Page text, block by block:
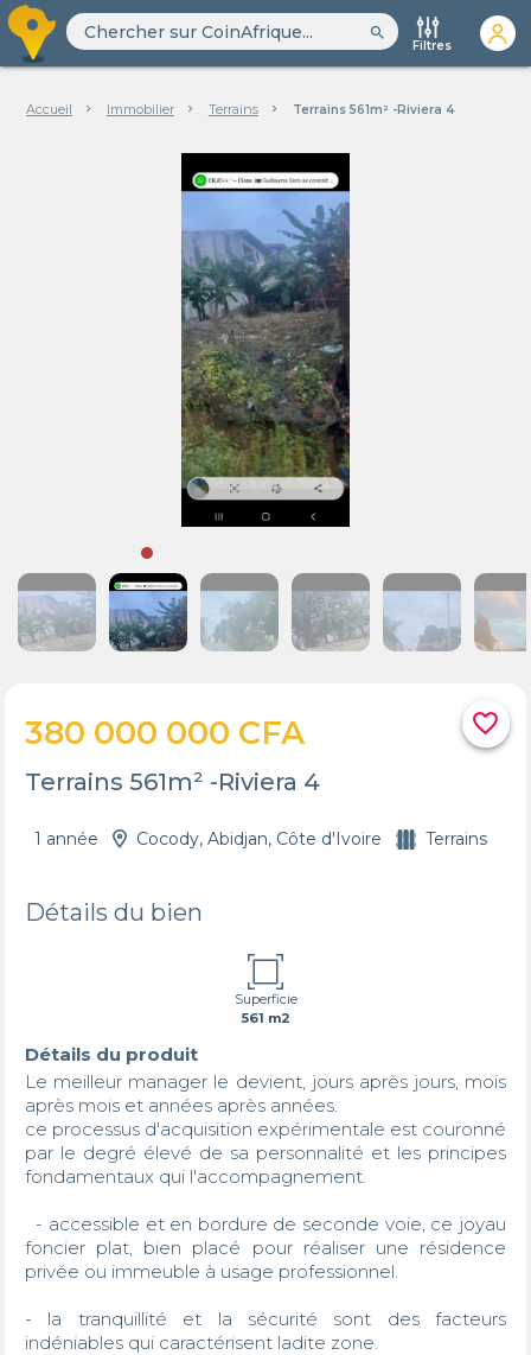
search
Filtres
Accueil Immobilier Terrains Terrains 561m² -Riviera 4
favorite_border
380 000 000 CFA
Terrains 561m² -Riviera 4
1 année Cocody, Abidjan, Côte d'Ivoire Terrains
Détails du bien
Superficie
561 m2
Détails du produit
Le meilleur manager le devient, jours après jours, mois
après mois et années après années.
ce processus d'acquisition expérimentale est couronné
par le degré élevé de sa personnalité et les principes
fondamentaux qui l'accompagnement.
foncier plat, bien placé pour réaliser une résidence
privée ou immeuble à usage professionnel.
- la tranquillité et la sécurité sont des facteurs
indéniables qui caractérisent ladite zone.